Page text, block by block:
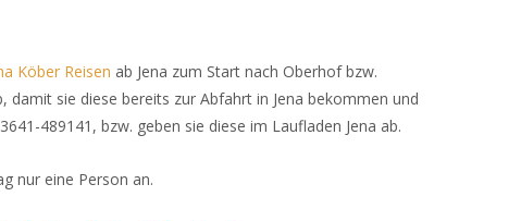
Köber Reisen ab Jena zum Start nach Oberhof bzw.
damit sie diese bereits zur Abfahrt in Jena bekommen und
489141, bzw. geben sie diese im Laufladen Jena ab.
nur eine Person an.